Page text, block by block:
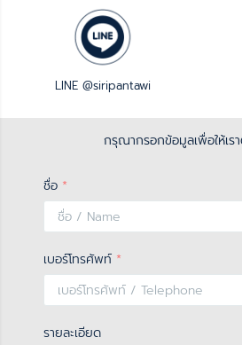
LINE @siripantawi
กรุณากรอกข้อมูลเพื่อให้เร
ชื่อ *
เบอร์โทรศัพท์ *
รายละเอียด